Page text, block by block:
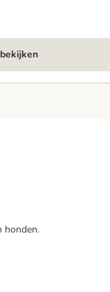
honden.